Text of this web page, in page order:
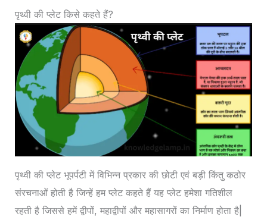
पृथ्वी की प्लेट किसे कहते हैं?
पृथ्वी की प्लेट भूपर्पटी में विभिन्न प्रकार की छोटी एवं बड़ी किंतु कठोर
संरचनाओं होती है जिन्हें हम प्लेट कहते हैं यह प्लेट हमेशा गतिशील
रहती है जिससे हमें द्वीपों, महाद्वीपों और महासागरों का निर्माण होता है|